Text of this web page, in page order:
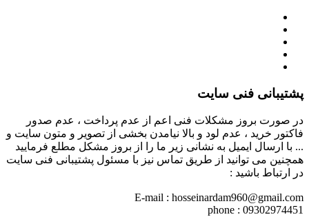
پشتیبانی فنی سایت
در صورت بروز مشکلات فنی اعم از عدم پرداخت ، عدم صدور
فاکتور خرید ، عدم لود و بالا نیامدن بخشی از تصویر و متون سایت و
... با ارسال ایمیل به نشانی زیر ما را از بروز مشکل مطلع فرمایید
همچنین می توانید از طریق تماس نیز با مسئول پشتیبانی فنی سایت
در ارتباط باشید :
E-mail : hosseinardam960@gmail.com
phone : 09302974451